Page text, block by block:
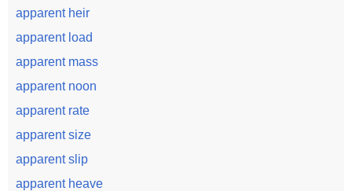
apparent heir
apparent load
apparent mass
apparent noon
apparent rate
apparent size
apparent slip
apparent heave